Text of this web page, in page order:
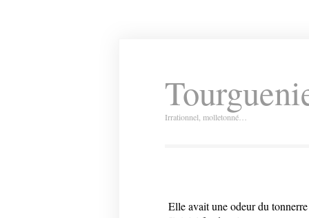
Irrationnel, molletonné…
Elle avait une odeur du tonnerre